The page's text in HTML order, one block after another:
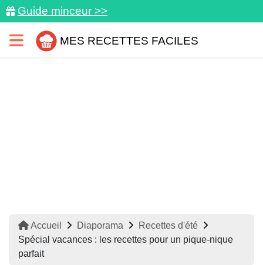
Guide minceur >>
MES RECETTES FACILES
Accueil Diaporama
Recettes d'été
Spécial vacances : les recettes pour un pique-nique
parfait